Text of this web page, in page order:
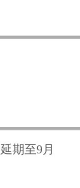
期至9月